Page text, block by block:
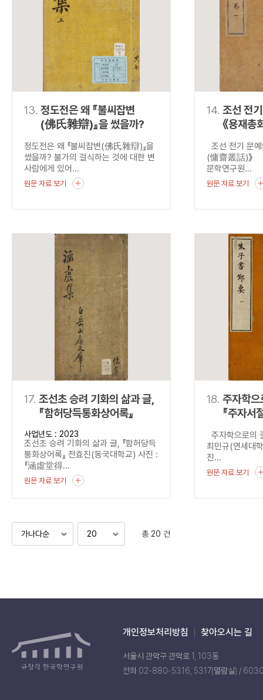
13. 정도전은 왜 『불씨잡변
(佛氏雜辯)』을 썼을까?
정도전은 왜 『불씨잡변(佛氏雜辯)』을
썼을까? 불가의 걸식하는 것에 대한 변
사람에게 있어...
원문 자료 보기
14. 조선 전
《용재
조선 전기 문
(慵齋叢話)》
문학연구원...
원문 자료 보기
17. 조선초 승려 기화의 삶과 글,
『함허당득통화상어록』
사업년도 : 2023
조선초 승려 기화의 삶과 글, 『함허당득
통화상어록』 전효진(동국대학교) 사진 :
『涵虛堂得...
원문 자료 보기
18. 주자학
『주자서
주자학으로의
최민규(연세
진...
원문 자료 보기
총 20 건
개인정보처리방침 찾아오시는 길
서울시 관악구 관악로 1, 103동
전화 02-880-5316, 5317(열람실) /